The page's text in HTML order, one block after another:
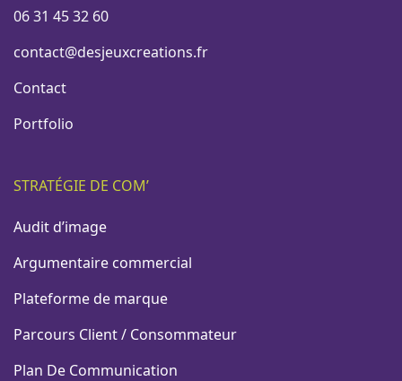
06 31 45 32 60
contact@desjeuxcreations.fr
Contact
Portfolio
STRATÉGIE DE COM’
Audit d’image
Argumentaire commercial
Plateforme de marque
Parcours Client / Consommateur
Plan De Communication